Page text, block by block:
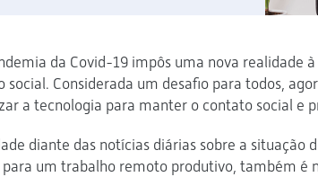
da Covid-19 impôs uma nova realidade
Considerada um desafio para todos,
a tecnologia para manter o contato social e
diante das notícias diárias sobre a situação
um trabalho remoto produtivo, também é